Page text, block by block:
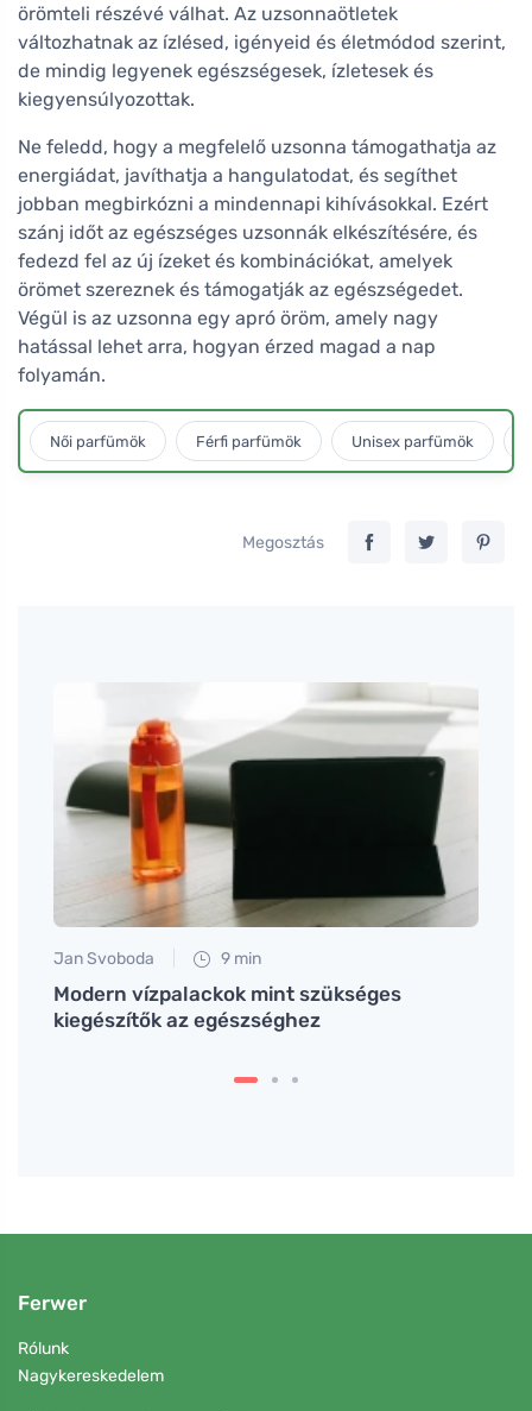
örömteli részévé válhat. Az uzsonnaötletek
változhatnak az ízlésed, igényeid és életmódod szerint,
de mindig legyenek egészségesek, ízletesek és
kiegyensúlyozottak.
Ne feledd, hogy a megfelelő uzsonna támogathatja az
energiádat, javíthatja a hangulatodat, és segíthet
jobban megbirkózni a mindennapi kihívásokkal. Ezért
szánj időt az egészséges uzsonnák elkészítésére, és
fedezd fel az új ízeket és kombinációkat, amelyek
örömet szereznek és támogatják az egészségedet.
Végül is az uzsonna egy apró öröm, amely nagy
hatással lehet arra, hogyan érzed magad a nap
folyamán.
Női parfümök Férfi parfümök Unisex parfümök
Megosztás
Jan Svoboda 9 min
Modern vízpalackok mint szükséges
kiegészítők az egészséghez
Ferwer
Rólunk
Nagykereskedelem